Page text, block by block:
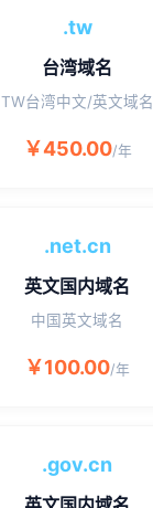
.tw
台湾域名
TW台湾中文/英文域名
￥450.00/年
.net.cn
英文国内域名
中国英文域名
￥100.00/年
.gov.cn